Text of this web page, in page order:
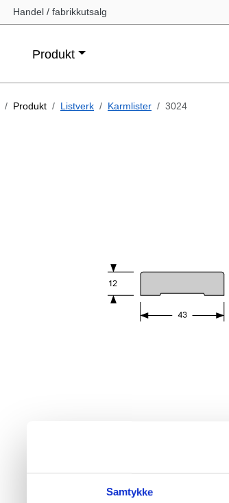
Samtykke
Handel / fabrikkutsalg
Produkt
Produkt Listverk Karmlister 3024